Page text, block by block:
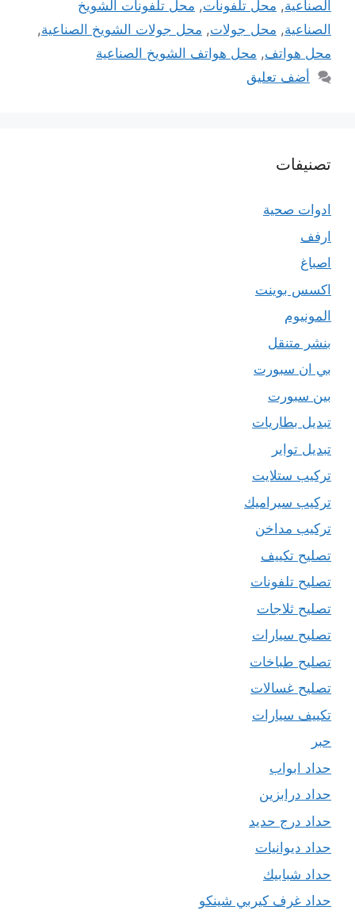
الصناعية, محل تلفونات, محل تلفونات الشويخ
الصناعية, محل جولات, محل جولات الشويخ الصناعية,
محل هواتف, محل هواتف الشويخ الصناعية
أضف تعليق
تصنيفات
ادوات صحية
ارفف
اصباغ
اكسس بوينت
المونيوم
بنشر متنقل
بي ان سبورت
بين سبورت
تبديل بطاريات
تبديل تواير
تركيب ستلايت
تركيب سيراميك
تركيب مداخن
تصليح تكييف
تصليح تلفونات
تصليح ثلاجات
تصليح سيارات
تصليح طباخات
تصليح غسالات
تكييف سيارات
حبر
حداد ابواب
حداد درابزين
حداد درج حديد
حداد ديوانيات
حداد شبابيك
حداد غرف كيربي شينكو